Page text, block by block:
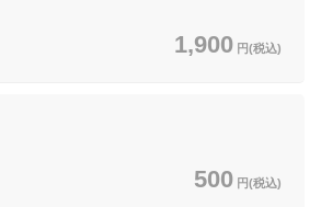
1,900 円(税込)
500 円(税込)